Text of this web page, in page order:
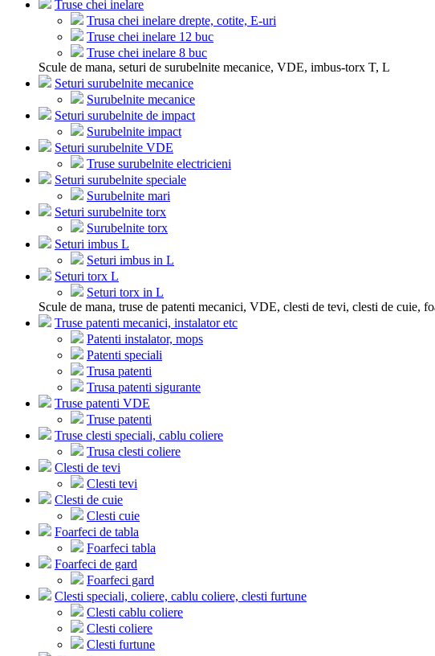
Truse chei inelare
Trusa chei inelare drepte, cotite, E-uri
Truse chei inelare 12 buc
Truse chei inelare 8 buc
Scule de mana, seturi de surubelnite mecanice, VDE, imbus-torx T, L
Seturi surubelnite mecanice
Surubelnite mecanice
Seturi surubelnite de impact
Surubelnite impact
Seturi surubelnite VDE
Truse surubelnite electricieni
Seturi surubelnite speciale
Surubelnite mari
Seturi surubelnite torx
Surubelnite torx
Seturi imbus L
Seturi imbus in L
Seturi torx L
Seturi torx in L
Scule de mana, truse de patenti mecanici, VDE, clesti de tevi, clesti de cuie,
Truse patenti mecanici, instalator etc
Patenti instalator, mops
Patenti speciali
Trusa patenti
Trusa patenti sigurante
Truse patenti VDE
Truse patenti
Truse clesti speciali, cablu coliere
Trusa clesti coliere
Clesti de tevi
Clesti tevi
Clesti de cuie
Clesti cuie
Foarfeci de tabla
Foarfeci tabla
Foarfeci de gard
Foarfeci gard
Clesti speciali, coliere, cablu coliere, clesti furtune
Clesti cablu coliere
Clesti coliere
Clesti furtune